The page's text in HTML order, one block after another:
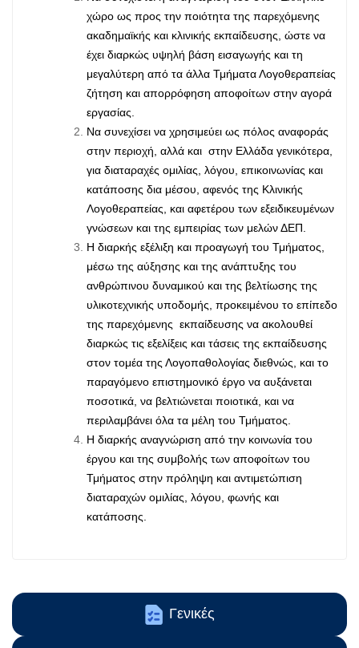
χώρο ως προς την ποιότητα της παρεχόμενης
ακαδημαϊκής και κλινικής εκπαίδευσης, ώστε να
έχει διαρκώς υψηλή βάση εισαγωγής και τη
μεγαλύτερη από τα άλλα Τμήματα Λογοθεραπείας
ζήτηση και απορρόφηση αποφοίτων στην αγορά
εργασίας.
Να συνεχίσει να χρησιμεύει ως πόλος αναφοράς
στην περιοχή, αλλά και στην Ελλάδα γενικότερα,
για διαταραχές ομιλίας, λόγου, επικοινωνίας και
κατάποσης δια μέσου, αφενός της Κλινικής
Λογοθεραπείας, και αφετέρου των εξειδικευμένων
γνώσεων και της εμπειρίας των μελών ΔΕΠ.
Η διαρκής εξέλιξη και προαγωγή του Τμήματος,
μέσω της αύξησης και της ανάπτυξης του
ανθρώπινου δυναμικού και της βελτίωσης της
υλικοτεχνικής υποδομής, προκειμένου το επίπεδο
της παρεχόμενης εκπαίδευσης να ακολουθεί
διαρκώς τις εξελίξεις και τάσεις της εκπαίδευσης
στον τομέα της Λογοπαθολογίας διεθνώς, και το
παραγόμενο επιστημονικό έργο να αυξάνεται
ποσοτικά, να βελτιώνεται ποιοτικά, και να
περιλαμβάνει όλα τα μέλη του Τμήματος.
Η διαρκής αναγνώριση από την κοινωνία του
έργου και της συμβολής των αποφοίτων του
Τμήματος στην πρόληψη και αντιμετώπιση
διαταραχών ομιλίας, λόγου, φωνής και
κατάποσης.
Γενικές